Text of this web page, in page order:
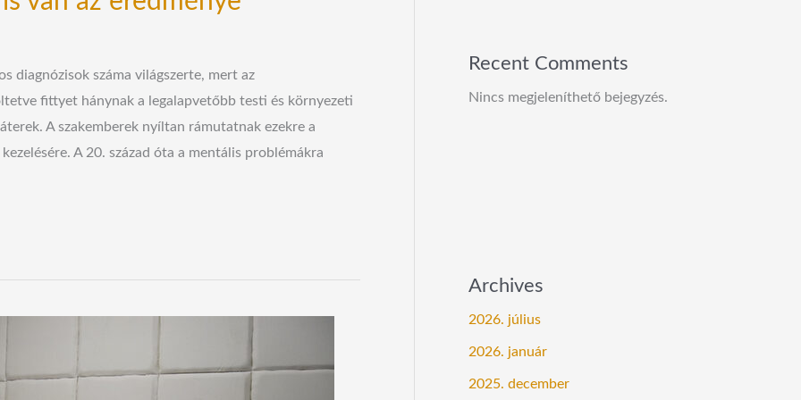
diagnózisok száma világszerte, mert az
fittyet hánynak a legalapvetőbb testi és környezeti
A szakemberek nyíltan rámutatnak ezekre a
A 20. század óta a mentális problémákra
Recent Comments
Nincs megjeleníthető bejegyzés.
Archives
2026. július
2026. január
2025. december